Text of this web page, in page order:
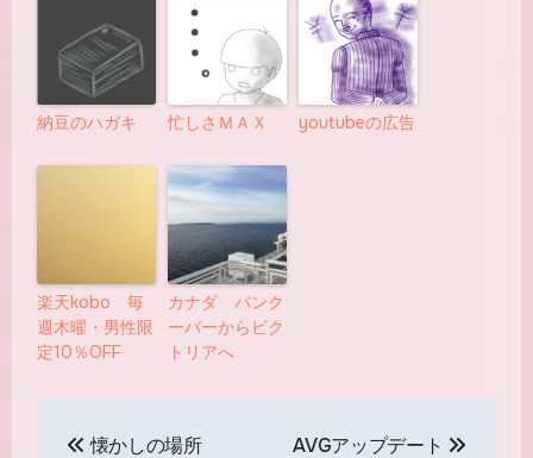
納豆のハガキ 忙しさＭＡＸ youtubeの広告
楽天kobo 毎
週木曜・男性限
定10％OFF
カナダ バンク
ーバーからビク
トリアへ
懐かしの場所 AVGアップデート